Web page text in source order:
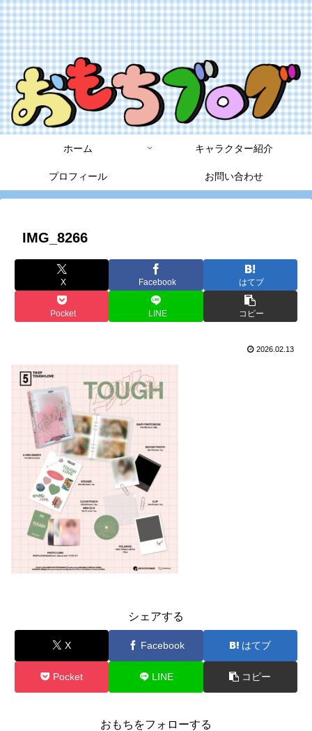
ホーム キャラクター紹介
プロフィール お問い合わせ
IMG_8266
X Facebook はてブ
Pocket LINE コピー
2026.02.13
シェアする
X Facebook はてブ
Pocket LINE コピー
おもちをフォローする